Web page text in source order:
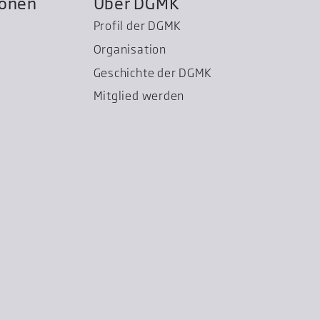
Profil der DGMK
Organisation
Geschichte der DGMK
Mitglied werden